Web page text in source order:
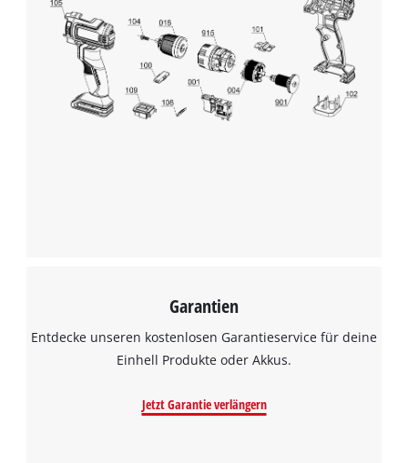
Garantien
Entdecke unseren kostenlosen Garantieservice für deine
Einhell Produkte oder Akkus.
Jetzt Garantie verlängern